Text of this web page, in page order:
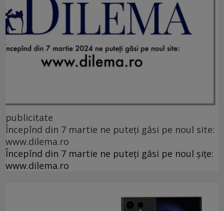
publicitate
Începînd din 7 martie ne puteți găsi pe noul site:
www.dilema.ro
Începînd din 7 martie ne puteți găsi pe noul șițe:
www.dilema.ro